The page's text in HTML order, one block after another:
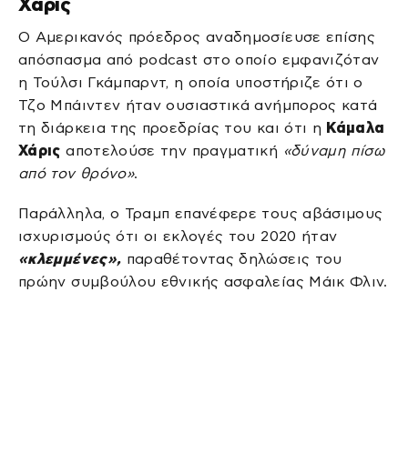
Ο Αμερικανός πρόεδρος αναδημοσίευσε επίσης
απόσπασμα από podcast στο οποίο εμφανιζόταν
η Τούλσι Γκάμπαρντ, η οποία υποστήριζε ότι ο
Τζο Μπάιντεν ήταν ουσιαστικά ανήμπορος κατά
τη διάρκεια της προεδρίας του και ότι η Κάμαλα
Χάρις αποτελούσε την πραγματική «δύναμη πίσω
από τον θρόνο».
Παράλληλα, ο Τραμπ επανέφερε τους αβάσιμους
ισχυρισμούς ότι οι εκλογές του 2020 ήταν
«κλεμμένες», παραθέτοντας δηλώσεις του
πρώην συμβούλου εθνικής ασφαλείας Μάικ Φλιν.